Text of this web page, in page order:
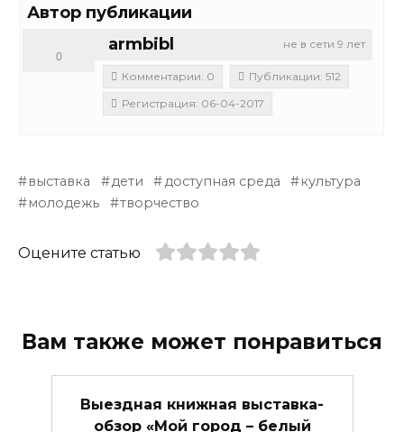
Автор публикации
не в сети 9 лет
armbibl
0
Комментарии: 0
Публикации: 512
Регистрация: 06-04-2017
выставка дети доступная среда
культура
молодежь
творчество
Оцените статью
Вам также может понравиться
Выездная книжная выставка-
обзор «Мой город – белый